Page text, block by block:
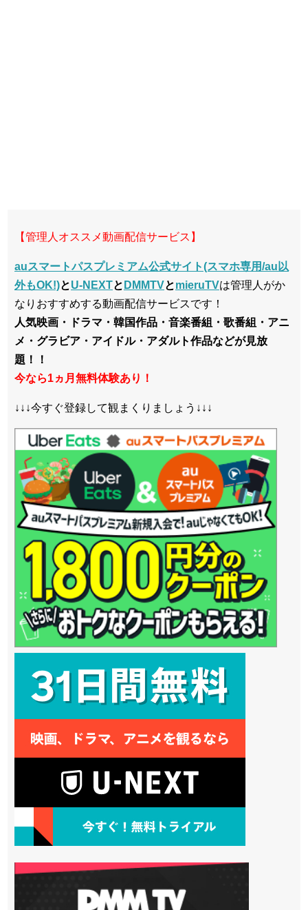
【管理人オススメ動画配信サービス】
auスマートパスプレミアム公式サイト(スマホ専用/au以
外もOK!)とU-NEXTと DMMTVとmieruTVは管理人がか
なりおすすめする動画配信サービスです！
人気映画・ドラマ・韓国作品・音楽番組・歌番組・アニ
メ・グラビア・アイドル・アダルト作品などが見放
題！！
今なら1ヵ月無料体験あり！
↓↓↓今すぐ登録して観まくりましょう↓↓↓